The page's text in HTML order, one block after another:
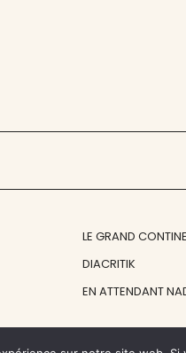
LE GRAND
DIACRITIK
EN ATTENDANT